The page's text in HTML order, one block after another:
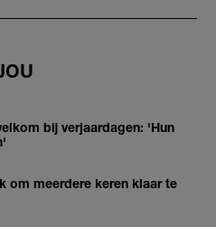
bij verjaardagen: 'Hun
om meerdere keren klaar te